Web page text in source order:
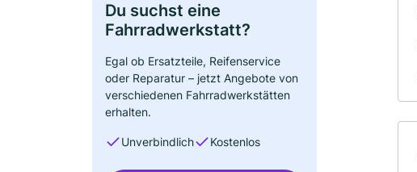
Du suchst eine
Fahrradwerkstatt?
Egal ob Ersatzteile, Reifenservice
oder Reparatur – jetzt Angebote von
verschiedenen Fahrradwerkstätten
erhalten.
Unverbindlich Kostenlos